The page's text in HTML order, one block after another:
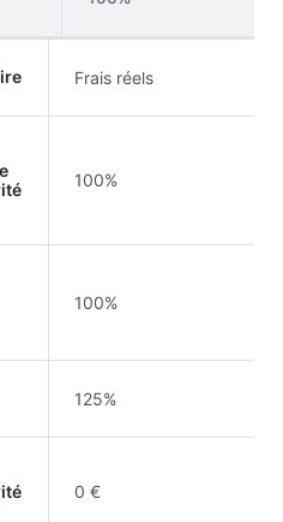
Frais réels
100%
100%
125%
0 €